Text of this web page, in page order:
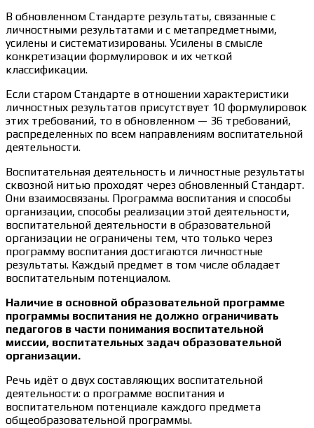
В обновленном Стандарте результаты, связанные с
личностными результатами и с метапредметными,
усилены и систематизированы. Усилены в смысле
конкретизации формулировок и их четкой
классификации.
Если старом Стандарте в отношении характеристики
личностных результатов присутствует 10 формулировок
этих требований, то в обновленном — 36 требований,
распределенных по всем направлениям воспитательной
деятельности.
Воспитательная деятельность и личностные результаты
сквозной нитью проходят через обновленный Стандарт.
Они взаимосвязаны. Программа воспитания и способы
организации, способы реализации этой деятельности,
воспитательной деятельности в образовательной
организации не ограничены тем, что только через
программу воспитания достигаются личностные
результаты. Каждый предмет в том числе обладает
воспитательным потенциалом.
Наличие в основной образовательной программе
программы воспитания не должно ограничивать
педагогов в части понимания воспитательной
миссии, воспитательных задач образовательной
организации.
Речь идёт о двух составляющих воспитательной
деятельности: о программе воспитания и
воспитательном потенциале каждого предмета
общеобразовательной программы.